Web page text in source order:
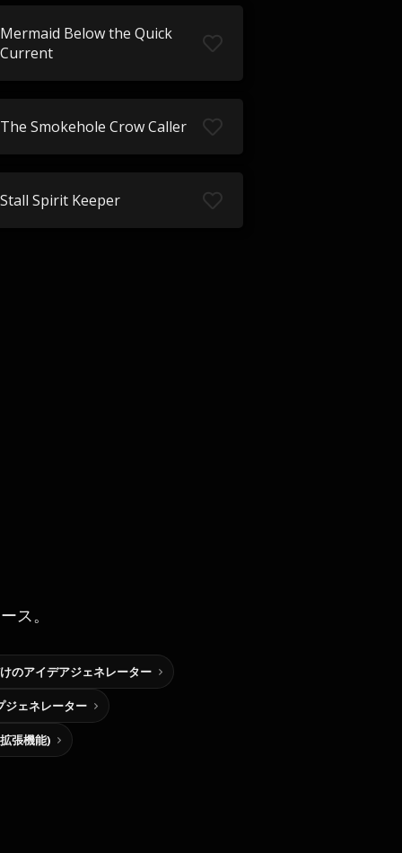
Mermaid Below the Quick
Current
The Smokehole Crow Caller
Stall Spirit Keeper
ス。
のアイデアジェネレーター
ジェネレーター
張機能)